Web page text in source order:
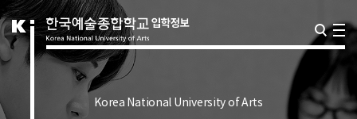
Korea National University of Arts